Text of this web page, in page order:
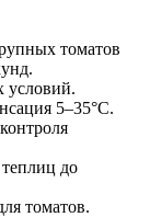
томатов
условий.
5–35°C.
теплиц до
томатов.